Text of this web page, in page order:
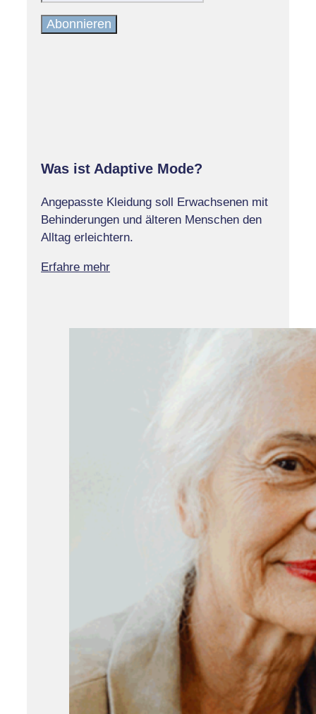
Abonnieren
Was ist Adaptive Mode?
Angepasste Kleidung soll Erwachsenen mit
Behinderungen und älteren Menschen den
Alltag erleichtern.
Erfahre mehr